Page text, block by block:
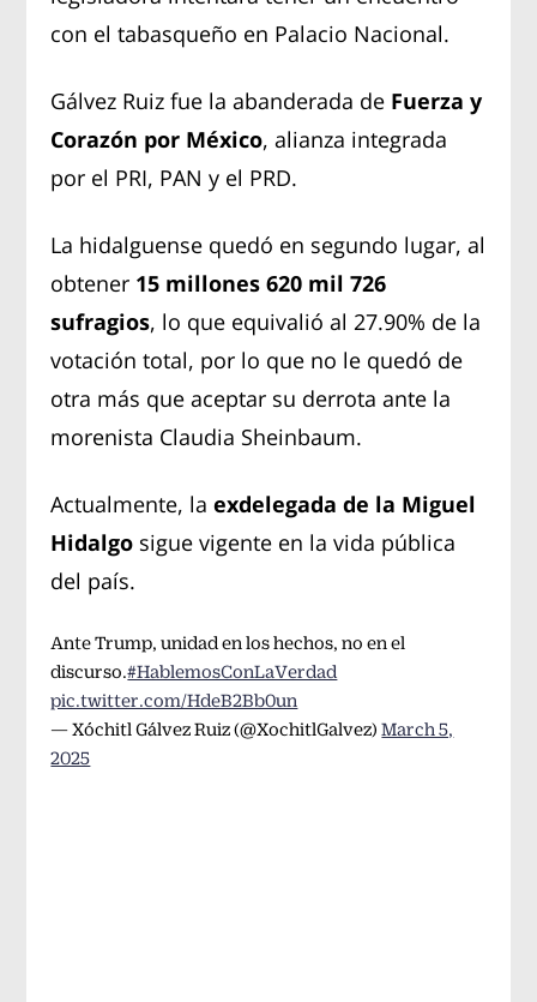
con el tabasqueño en Palacio Nacional.
Gálvez Ruiz fue la abanderada de Fuerza y
Corazón por México, alianza integrada
por el PRI, PAN y el PRD.
La hidalguense quedó en segundo lugar, al
obtener 15 millones 620 mil 726
sufragios, lo que equivalió al 27.90% de la
votación total, por lo que no le quedó de
otra más que aceptar su derrota ante la
morenista Claudia Sheinbaum.
Actualmente, laexdelegada de la Miguel
Hidalgo sigue vigente en la vida pública
del país.
Ante Trump, unidad en los hechos, no en el
discurso.#HablemosConLaVerdad
pic.twitter.com/HdeB2Bb0un
— Xóchitl Gálvez Ruiz (@XochitlGalvez)March 5,
2025